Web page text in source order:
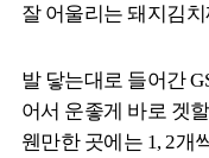
잘 어울리는 돼지김
발 닿는대로 들어간
어서 운좋게 바로 겟
웬만한 곳에는 1, 2개